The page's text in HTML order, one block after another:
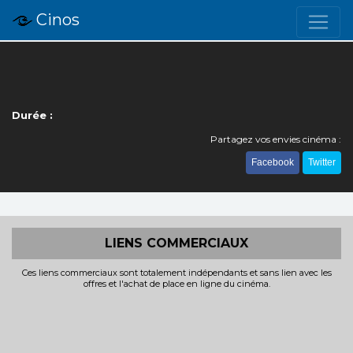
Cinos
Durée :
Partagez vos envies cinéma :
Facebook Twitter
LIENS COMMERCIAUX
Ces liens commerciaux sont totalement indépendants et sans lien avec les
offres et l'achat de place en ligne du cinéma.